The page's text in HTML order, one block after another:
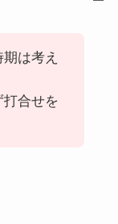
は考え
打合せを